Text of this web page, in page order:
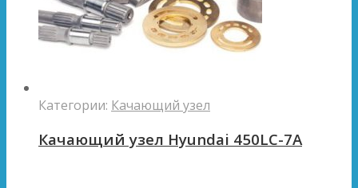
Категории: Качающий узел
Качающий узел Hyundai 450LC-7A